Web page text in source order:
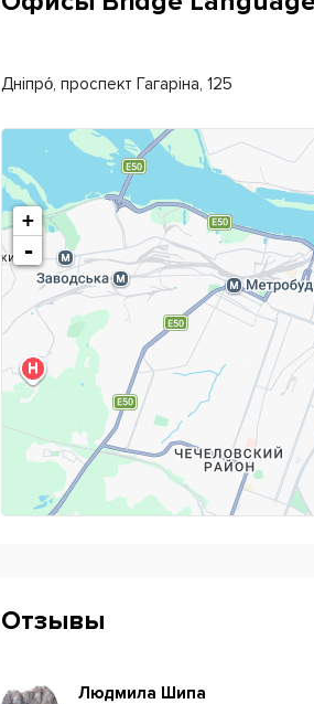
Дніпро́, проспект Гагаріна, 125
+
-
Отзывы
Людмила Шипа